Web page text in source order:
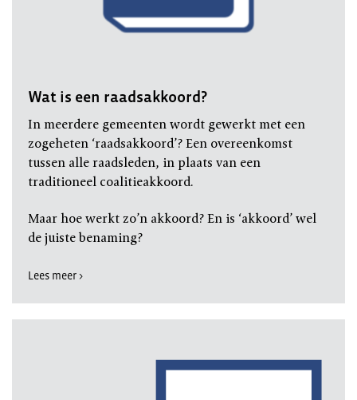
Wat is een raadsakkoord?
In meerdere gemeenten wordt gewerkt met een
zogeheten ‘raadsakkoord’? Een overeenkomst
tussen alle raadsleden, in plaats van een
traditioneel coalitieakkoord.
Maar hoe werkt zo’n akkoord? En is ‘akkoord’ wel
de juiste benaming?
Lees meer >